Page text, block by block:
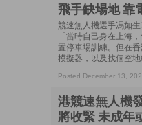
飛手缺場地 靠
競速無人機選手馮如
「當時自己身在上海
置停車場訓練。但在
模擬器，以及找個空地
Posted December 13,
港競速無人機
將收緊 未成年